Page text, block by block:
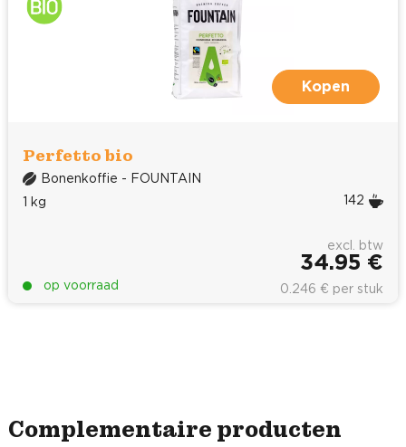
Kopen
Perfetto bio
Bonenkoffie - FOUNTAIN
1 kg
142
op voorraad
excl. btw
34.95 €
0.246 € per stuk
Complementaire producten